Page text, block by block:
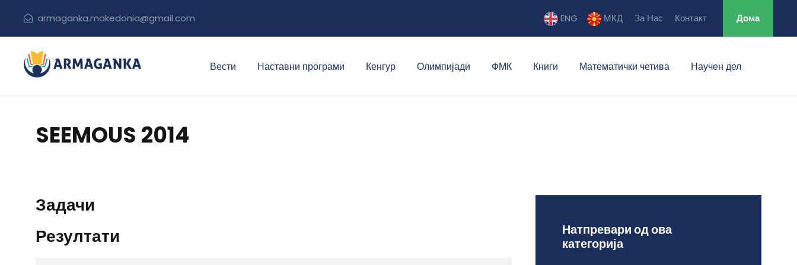
armaganka.makedonia@gmail.com ENG МКД За Нас Контакт Дома
Вести Наставни програми Кенгур Олимпијади ФМК Книги Математички четива Научен дел
SEEMOUS 2014
Задачи
Резултати
Натпревари од ова
категорија